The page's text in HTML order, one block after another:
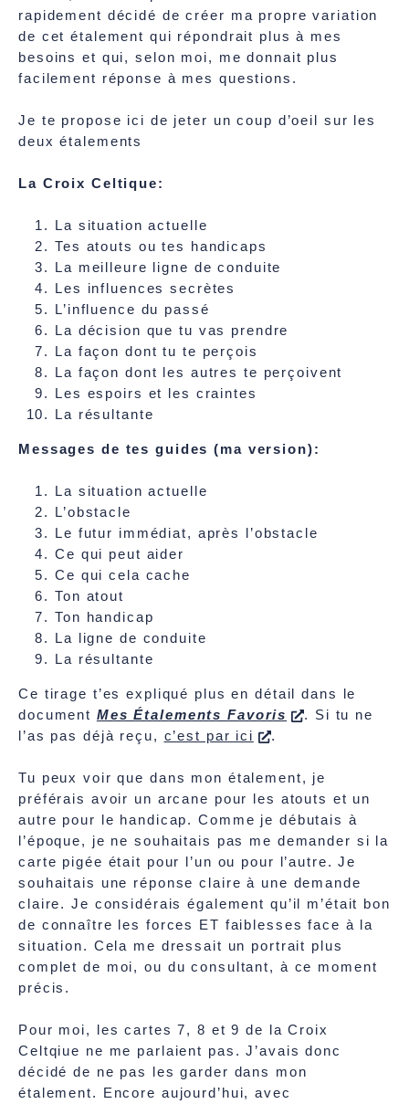
rapidement décidé de créer ma propre variation
de cet étalement qui répondrait plus à mes
besoins et qui, selon moi, me donnait plus
facilement réponse à mes questions.
Je te propose ici de jeter un coup d’oeil sur les
deux étalements
La Croix Celtique:
La situation actuelle
Tes atouts ou tes handicaps
La meilleure ligne de conduite
Les influences secrètes
L’influence du passé
La décision que tu vas prendre
La façon dont tu te perçois
La façon dont les autres te perçoivent
Les espoirs et les craintes
La résultante
Messages de tes guides (ma version):
La situation actuelle
L’obstacle
Le futur immédiat, après l’obstacle
Ce qui peut aider
Ce qui cela cache
Ton atout
Ton handicap
La ligne de conduite
La résultante
Ce tirage t’es expliqué plus en détail dans le
document Mes Étalements Favoris
. Si tu ne
l’as pas déjà reçu, c’est par ici .
Tu peux voir que dans mon étalement, je
préférais avoir un arcane pour les atouts et un
autre pour le handicap. Comme je débutais à
l’époque, je ne souhaitais pas me demander si la
carte pigée était pour l’un ou pour l’autre. Je
souhaitais une réponse claire à une demande
claire. Je considérais également qu’il m’était bon
de connaître les forces ET faiblesses face à la
situation. Cela me dressait un portrait plus
complet de moi, ou du consultant, à ce moment
précis.
Pour moi, les cartes 7, 8 et 9 de la Croix
Celtqiue ne me parlaient pas. J’avais donc
décidé de ne pas les garder dans mon
étalement. Encore aujourd’hui, avec